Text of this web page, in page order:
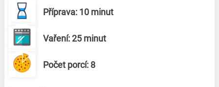
Příprava: 10 minut
Vaření: 25 minut
Počet porcí: 8